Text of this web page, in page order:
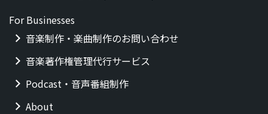
For Businesses
音楽制作・楽曲制作のお問い合わせ
音楽著作権管理代行サービス
Podcast・音声番組制作
About